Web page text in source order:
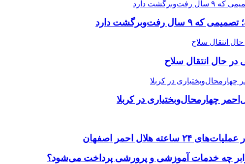
رفت‌وبرگشت دارد
چهارمحال‌وبختیاری در کربلا
چه خدمات آموزشی و پرورشی پرداخت می‌شود؟